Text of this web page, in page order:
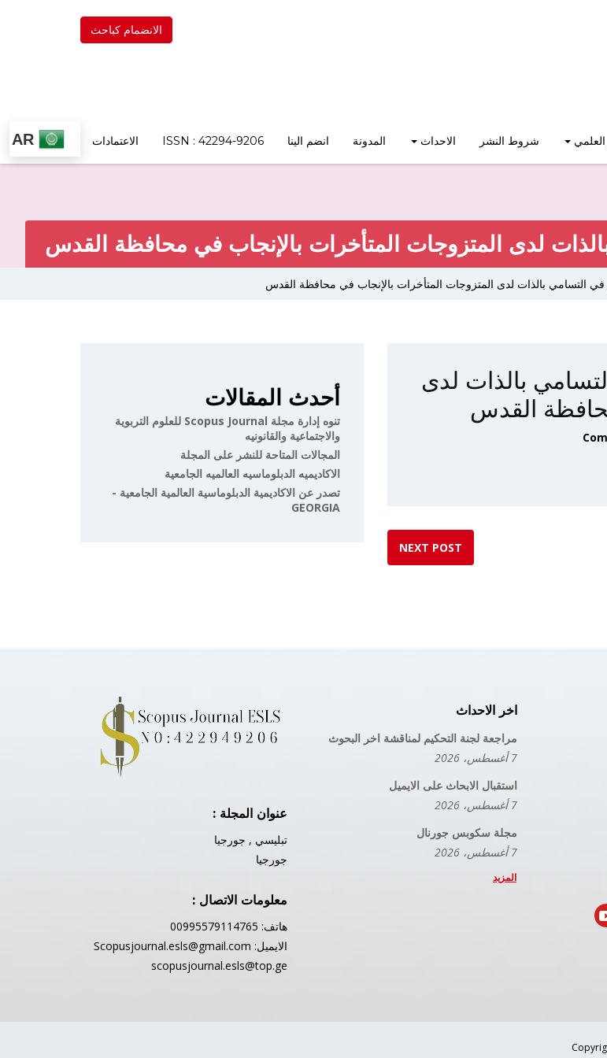
الانضمام كباحث
شروط النشر الاحداث المدونة انضم الينا ISSN : 42294-9206 الاعتمادات AR
لدى المتزوجات المتأخرات بالإنجاب في محافظة القدس
في التسامي بالذات لدى المتزوجات المتأخرات بالإنجاب في محافظة القدس
أحدث المقالات
تنوه إدارة مجلة Scopus Journal للعلوم التربوية
والاجتماعية والقانونيه
المجالات المتاحة للنشر على المجلة
الاكاديميه الدبلوماسيه العالميه الجامعية
تصدر عن الاكاديمية الدبلوماسية العالمية الجامعية -
GEORGIA
بالذات لدى
القدس
NEXT POST
عنوان المجلة :
تبليسي , جورجيا
جورجيا
معلومات الاتصال :
هاتف: 00995579114765
الايميل: Scopusjournal.esls@gmail.com
scopusjournal.esls@top.ge
اخر الاحداث
مراجعة لجنة التحكيم لمناقشة اخر البحوث
7 أغسطس، 2026
استقبال الابحاث على الايميل
7 أغسطس، 2026
مجلة سكوبس جورنال
7 أغسطس، 2026
المزيد